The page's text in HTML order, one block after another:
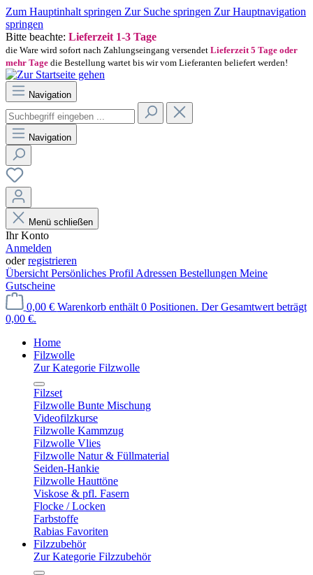
Zum Hauptinhalt springen Zur Suche springen Zur Hauptnavigation
springen
Bitte beachte: Lieferzeit 1-3 Tage
die Ware wird sofort nach Zahlungseingang versendet Lieferzeit 5 Tage oder
mehr Tage die Bestellung wartet bis wir vom Lieferanten beliefert werden!
Navigation
Navigation
Menü schließen
Ihr Konto
Anmelden
oderregistrieren
Übersicht Persönliches Profil Adressen Bestellungen Meine
Gutscheine
0,00 € Warenkorb enthält 0 Positionen. Der Gesamtwert beträgt
0,00 €.
Home
Filzwolle
Zur Kategorie Filzwolle
Filzset
Filzwolle Bunte Mischung
Videofilzkurse
Filzwolle Kammzug
Filzwolle Vlies
Filzwolle Natur & Füllmaterial
Seiden-Hankie
Filzwolle Hauttöne
Viskose & pfl. Fasern
Flocke / Locken
Farbstoffe
Rabias Favoriten
Filzzubehör
Zur Kategorie Filzzubehör